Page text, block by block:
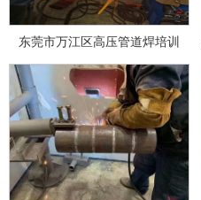
东莞市万江区高压管道焊培训